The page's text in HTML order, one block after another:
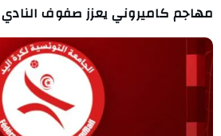
مهاجم كاميروني يعزز صفوف النادي